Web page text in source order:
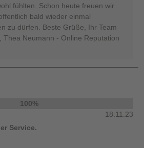
fühlten. Schon heute freuen wir
bald wieder einmal
zu dürfen. Beste Grüße, Ihr Team
Thea Neumann - Online Reputation
100%
18.11.23
Service.